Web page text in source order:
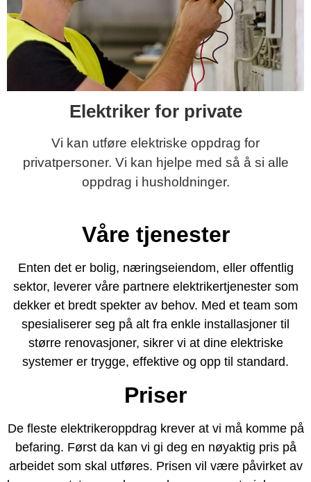
Elektriker for private
Vi kan utføre elektriske oppdrag for
privatpersoner. Vi kan hjelpe med så å si alle
oppdrag i husholdninger.
Våre tjenester
Enten det er bolig, næringseiendom, eller offentlig
sektor, leverer våre partnere elektrikertjenester som
dekker et bredt spekter av behov. Med et team som
spesialiserer seg på alt fra enkle installasjoner til
større renovasjoner, sikrer vi at dine elektriske
systemer er trygge, effektive og opp til standard.
Priser
De fleste elektrikeroppdrag krever at vi må komme på
befaring. Først da kan vi gi deg en nøyaktig pris på
arbeidet som skal utføres. Prisen vil være påvirket av